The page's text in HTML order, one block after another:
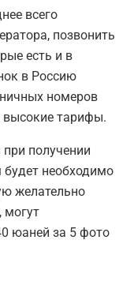
всего
позвонить
есть и в
в Россию
номеров
высокие тарифы.
получении
необходимо
желательно
могут
юаней за 5 фото